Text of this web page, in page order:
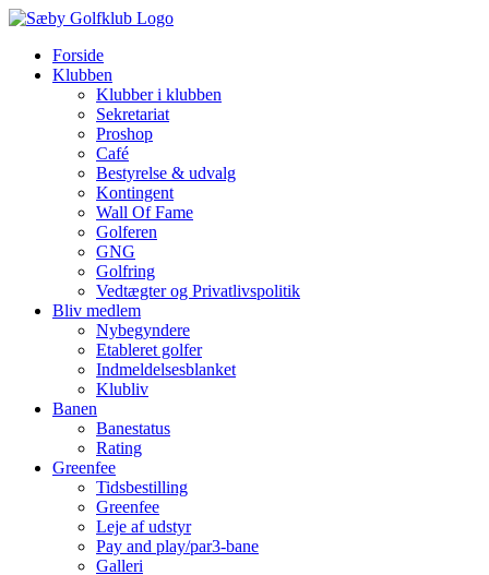
Skip
contentForside
Klubben
Klubber i klubben
Sekretariat
Proshop
Café
Bestyrelse & udvalg
Kontingent
Wall Of Fame
Golferen
GNG
Golfring
Vedtægter og Privatlivspolitik
Bliv medlem
Nybegyndere
Etableret golfer
Indmeldelsesblanket
Klubliv
Banen
Banestatus
Rating
Greenfee
Tidsbestilling
Greenfee
Leje af udstyr
Pay and play/par3-bane
Galleri